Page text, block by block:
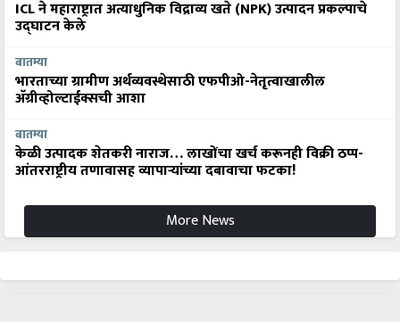
ICL ने महाराष्ट्रात अत्याधुनिक विद्राव्य खते (NPK) उत्पादन प्रकल्पाचे
उद्घाटन केले
बातम्या
भारताच्या ग्रामीण अर्थव्यवस्थेसाठी एफपीओ-नेतृत्वाखालील
अ‍ॅग्रीव्होल्टाईक्सची आशा
बातम्या
केळी उत्पादक शेतकरी नाराज… लाखोंचा खर्च करूनही विक्री ठप्प-
आंतरराष्ट्रीय तणावासह व्यापाऱ्यांच्या दबावाचा फटका!
More News